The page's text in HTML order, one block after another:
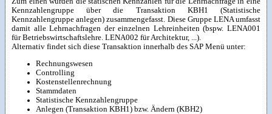
Kennzahlengruppe über die Transaktion KBH1 (Statistische
Kennzahlengruppe anlegen) zusammengefasst. Diese Gruppe LENA umfasst
damit alle Lehrnachfragen der einzelnen Lehreinheiten (bspw. LENA001
für Betriebswirtschaftslehre. LENA002 für Architektur, ...).
Alternativ findet sich diese Transaktion innerhalb des SAP Menü unter:
Rechnungswesen
Controlling
Kostenstellenrechnung
Stammdaten
Statistische Kennzahlengruppe
Anlegen (Transaktion KBH1) bzw. Ändern (KBH2)